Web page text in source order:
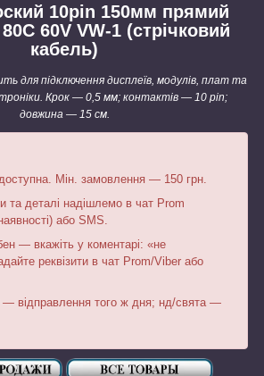
10pin 150мм прямий
60V VW-1 (стрічковий
кабель)
для підключення дисплеїв, модулів, плат та
Крок — 0,5 мм; контактів — 10 pin;
довжина — 15 см.
Мін. замовлення — 150 грн.
та деталі надішлемо в чат Prom
або SMS.
— вкажіть у коментарі: «не
реквізити в чат Prom/Viber або
відправлення того ж дня; нд/свята —